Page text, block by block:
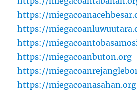
https://
https://
https://
https://miegacoanbuton.org
https://
https://miegacoanasahan.org